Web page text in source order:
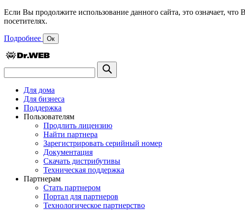
Если Вы продолжите использование данного сайта, это означает,
посетителях.
Подробнее Ок
Для дома
Для бизнеса
Поддержка
Пользователям
Продлить лицензию
Найти партнера
Зарегистрировать серийный номер
Документация
Скачать дистрибутивы
Техническая поддержка
Партнерам
Стать партнером
Портал для партнеров
Технологическое партнерство